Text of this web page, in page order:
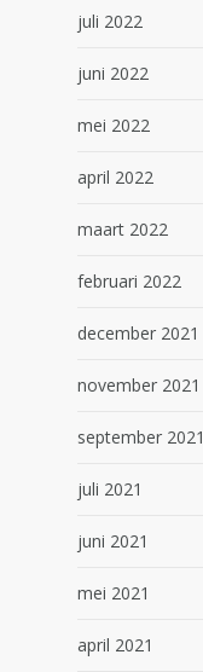
juli 2022
juni 2022
mei 2022
april 2022
maart 2022
februari 2022
december 2021
november 2021
september 2021
juli 2021
juni 2021
mei 2021
april 2021